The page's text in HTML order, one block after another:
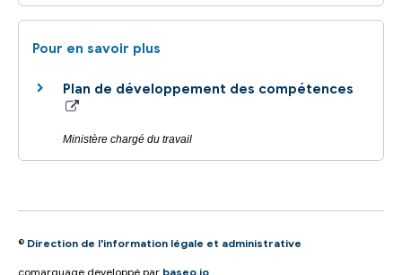
Pour en savoir plus
Plan de développement des compétences
Ministère chargé du travail
© Direction de l'information légale et administrative
comarquage developpé par baseo.io